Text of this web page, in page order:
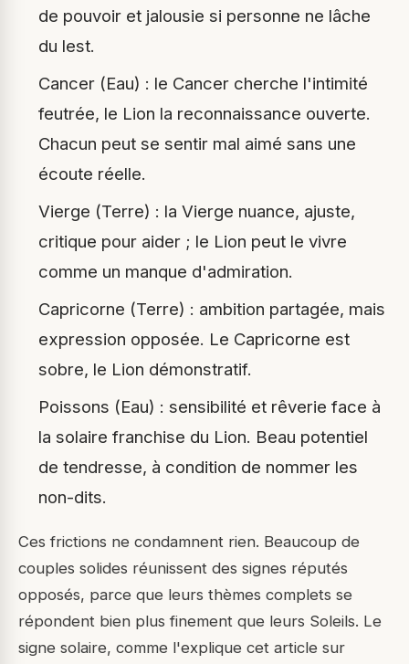
de pouvoir et jalousie si personne ne lâche
du lest.
Cancer (Eau) : le Cancer cherche l'intimité
feutrée, le Lion la reconnaissance ouverte.
Chacun peut se sentir mal aimé sans une
écoute réelle.
Vierge (Terre) : la Vierge nuance, ajuste,
critique pour aider ; le Lion peut le vivre
comme un manque d'admiration.
Capricorne (Terre) : ambition partagée, mais
expression opposée. Le Capricorne est
sobre, le Lion démonstratif.
Poissons (Eau) : sensibilité et rêverie face à
la solaire franchise du Lion. Beau potentiel
de tendresse, à condition de nommer les
non-dits.
Ces frictions ne condamnent rien. Beaucoup de
couples solides réunissent des signes réputés
opposés, parce que leurs thèmes complets se
répondent bien plus finement que leurs Soleils. Le
signe solaire, comme l'explique cet article sur